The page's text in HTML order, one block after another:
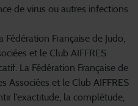
de virus ou autres infections
Française de Judo,
et le Club AIFFRES
La Fédération Française de
Associées et le Club AIFFRES
l’exactitude, la complétude,